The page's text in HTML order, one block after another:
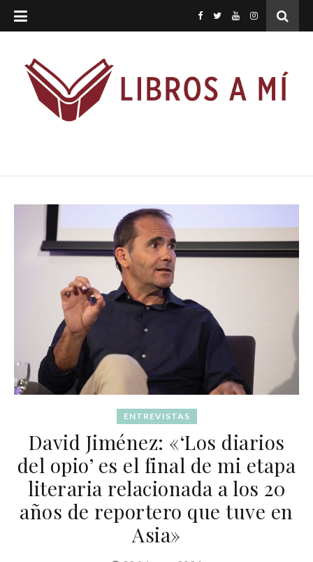
ENTREVISTAS
David Jiménez: «‘Los diarios
del opio’ es el final de mi etapa
literaria relacionada a los 20
años de reportero que tuve en
Asia»